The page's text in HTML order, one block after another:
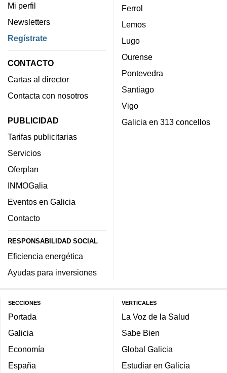
Mi perfil
Newsletters
Regístrate
CONTACTO
Cartas al director
Contacta con nosotros
PUBLICIDAD
Tarifas publicitarias
Servicios
Oferplan
INMOGalia
Eventos en Galicia
Contacto
RESPONSABILIDAD SOCIAL
Eficiencia energética
Ayudas para inversiones
Ferrol
Lemos
Lugo
Ourense
Pontevedra
Santiago
Vigo
Galicia en 313 concellos
SECCIONES
Portada
Galicia
Economía
España
VERTICALES
La Voz de la Salud
Sabe Bien
Global Galicia
Estudiar en Galicia